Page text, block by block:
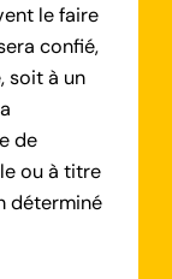
le faire
confié,
soit à un
de
ou à titre
déterminé